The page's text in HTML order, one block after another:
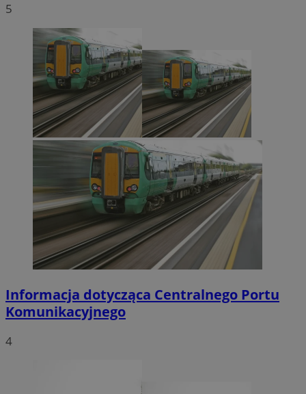
5
Informacja dotycząca Centralnego Portu
Komunikacyjnego
4